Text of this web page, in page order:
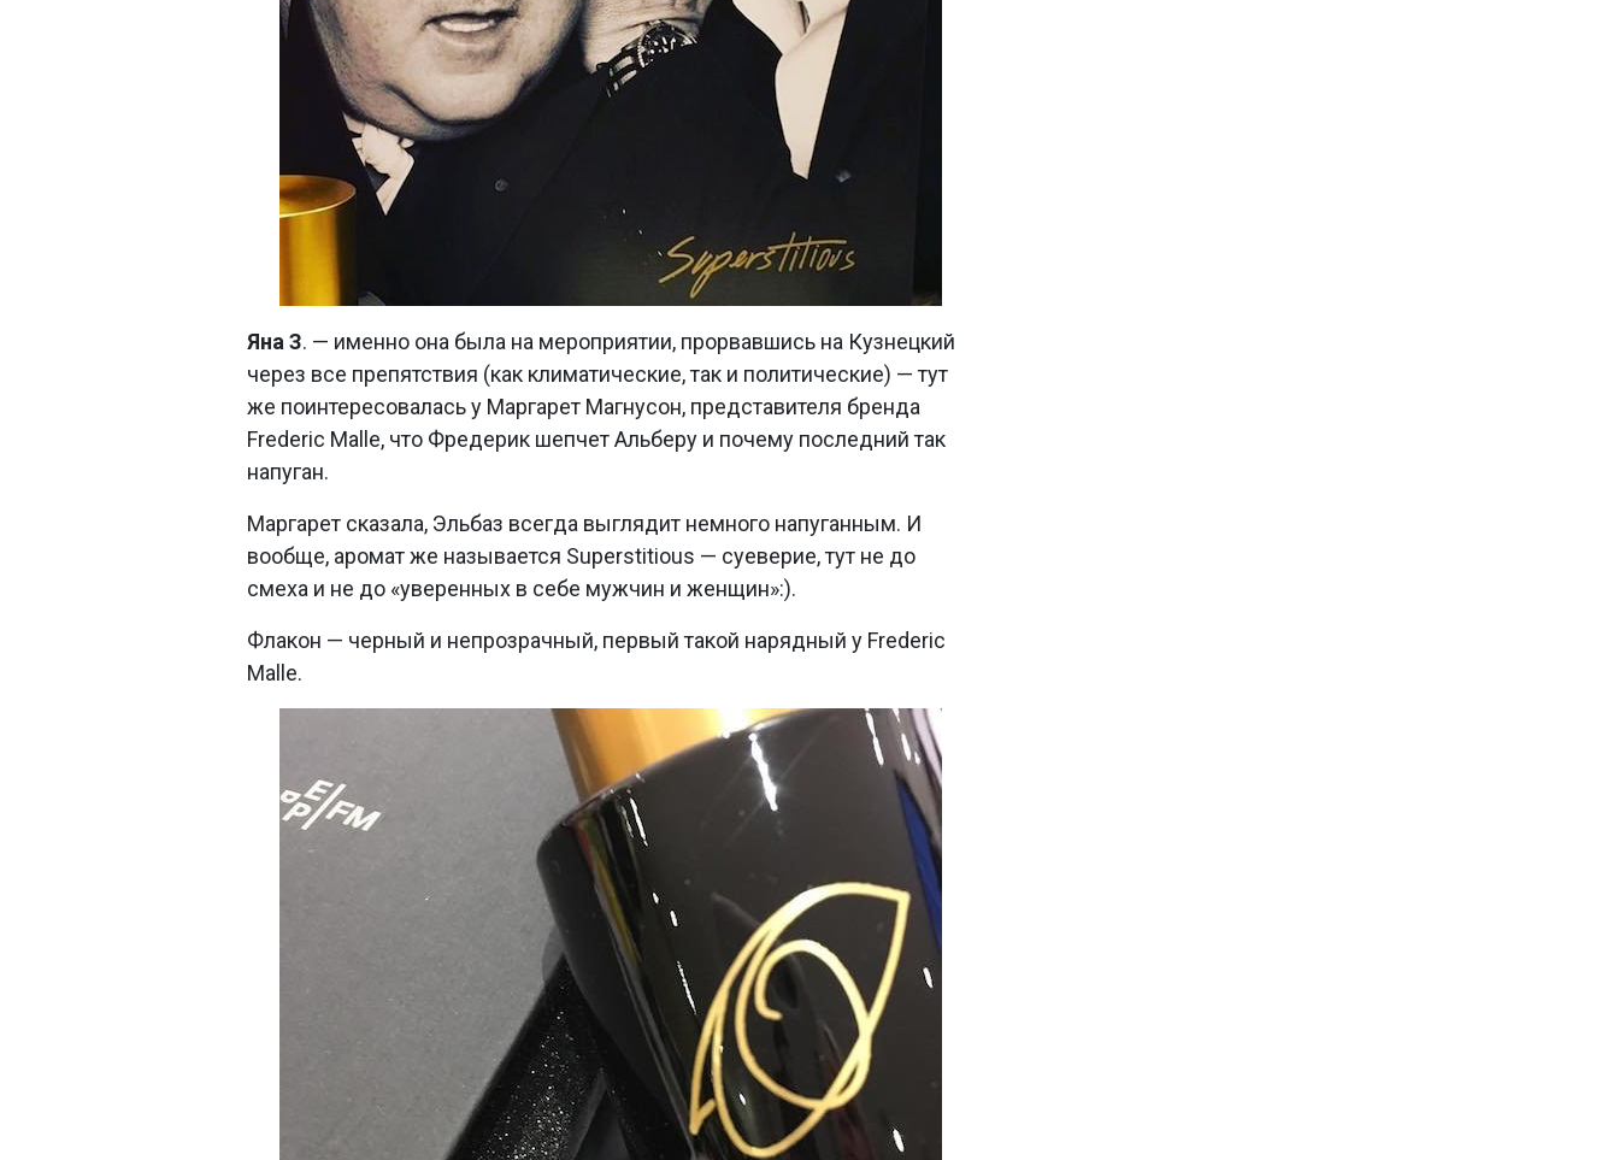
Яна З. — именно она была на мероприятии, прорвавшись на Кузнецкий
через все препятствия (как климатические, так и политические) — тут
же поинтересовалась у Маргарет Магнусон, представителя бренда
Frederic Malle, что Фредерик шепчет Альберу и почему последний так
напуган.
Маргарет сказала, Эльбаз всегда выглядит немного напуганным. И
вообще, аромат же называется Superstitious — суеверие, тут не до
смеха и не до «уверенных в себе мужчин и женщин»:).
Флакон — черный и непрозрачный, первый такой нарядный у Frederic
Malle.